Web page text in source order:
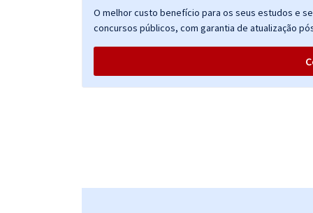
CRA SP - Conselho Regional de Administração de
São Paulo - Analista I - Relações Acadêmicas
São Paulo - Analista II - Compras e Contratos
O melhor custo benefício para os seus estudos e
concursos públicos, com garantia de atualização